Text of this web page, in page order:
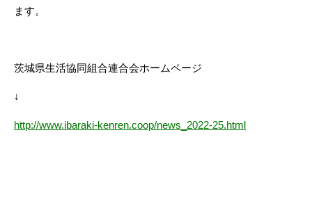
ます。
茨城県生活協同組合連合会ホームページ
↓
http://www.ibaraki-kenren.coop/news_2022-25.html